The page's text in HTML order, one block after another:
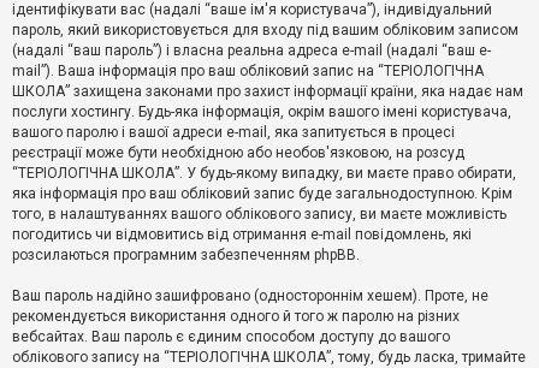
е
м
и
П
о
ш
у
Д
о
м
о
г
ідентифікувати вас (надалі “ваше ім'я користувача”), індивідуальний
пароль, який використовується для входу під вашим обліковим записом
(надалі “ваш пароль”) і власна реальна адреса e-mail (надалі “ваш e-
mail”). Ваша інформація про ваш обліковий запис на “ТЕРІОЛОГІЧНА
ШКОЛА” захищена законами про захист інформації країни, яка надає нам
послуги хостингу. Будь-яка інформація, окрім вашого імені користувача,
вашого паролю і вашої адреси e-mail, яка запитується в процесі
реєстрації може бути необхідною або необов'язковою, на розсуд
“ТЕРІОЛОГІЧНА ШКОЛА”. У будь-якому випадку, ви маєте право обирати,
яка інформація про ваш обліковий запис буде загальнодоступною. Крім
того, в налаштуваннях вашого облікового запису, ви маєте можливість
погодитись чи відмовитись від отримання e-mail повідомлень, які
розсилаються програмним забезпеченням phpBB.
Ваш пароль надійно зашифровано (одностороннім хешем). Проте, не
рекомендується використання одного й того ж паролю на різних
вебсайтах. Ваш пароль є єдиним способом доступу до вашого
облікового запису на “ТЕРІОЛОГІЧНА ШКОЛА”, тому, будь ласка, тримайте